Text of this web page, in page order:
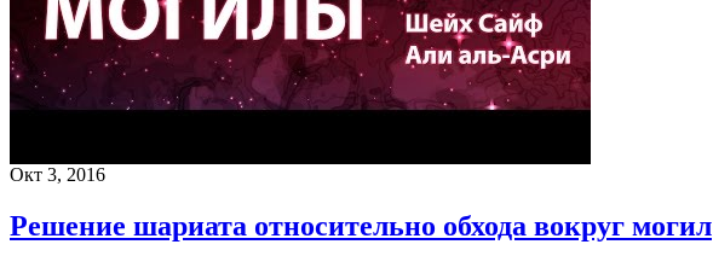
Окт 3, 2016
Решение шариата относительно обхода вокруг могил